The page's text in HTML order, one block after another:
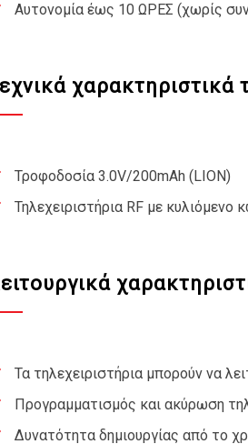
Αυτονομία έως 10 ΩΡΕΣ (χωρίς
χαρακτηριστικά
Τροφοδοσία 3.0V/200mAh (LION)
Τηλεχειριστήρια RF με κυλιόμενο
Τα τηλεχειριστήρια μπορούν να
Προγραμματισμός και ακύρωση
Δυνατότητα δημιουργίας από το